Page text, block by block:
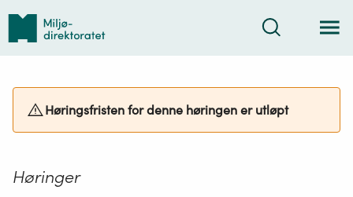
Tilbake
forsiden
Søk
Høringsfristen for denne høringen er utløpt
Høringer